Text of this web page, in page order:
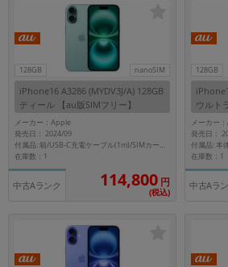
128GB nanoSIM
iPhone16 A3286 (MYDV3J/A) 128GB
ティール 【au版SIMフリー】
メーカー：Apple
発売日： 2024/09
付属品: 箱/USB-C充電ケーブル(1m)/SIMカードツール
在庫数：1
中古Aランク 114,800 円
(税込)
128GB
ウルト
メーカー
発売日：
付属品: 本
在庫数：1
中古Aラ